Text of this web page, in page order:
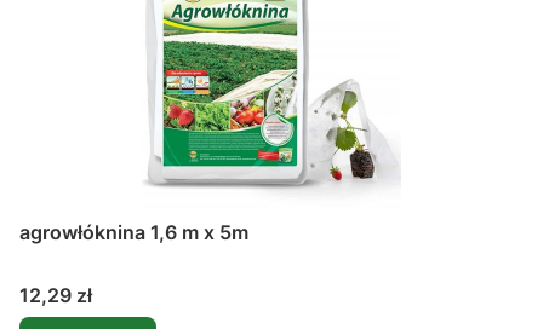
agrowłóknina 1,6 m x 5m
Cena
12,29 zł